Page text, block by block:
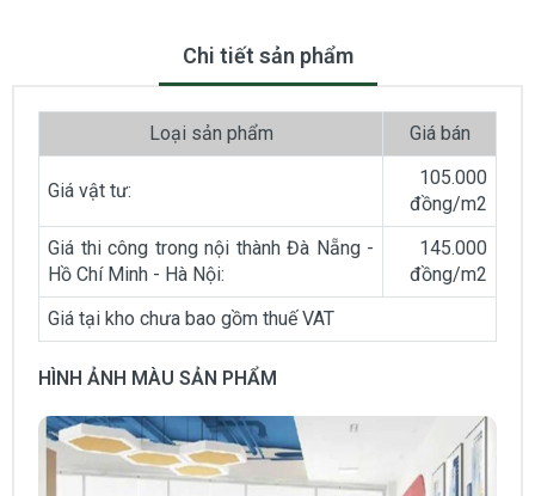
Chi tiết sản phẩm
Loại sản phẩm Giá bán
Giá vật tư:
105.000
đồng/m2
Giá thi công trong nội thành Đà Nẵng -
Hồ Chí Minh - Hà Nội:
145.000
đồng/m2
Giá tại kho chưa bao gồm thuế VAT
HÌNH ẢNH MÀU SẢN PHẨM